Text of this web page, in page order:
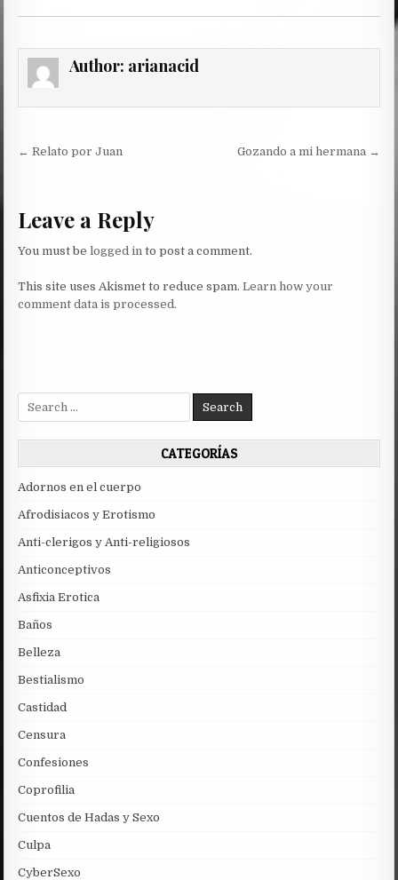
Author: arianacid
Post
← Relato por Juan Gozando a mi hermana →
Leave a Reply
You must belogged in to post a comment.
This site uses Akismet to reduce spam.Learn how your
comment data is processed.
CATEGORÍAS
Adornos en el cuerpo
Afrodisiacos y Erotismo
Anti-clerigos y Anti-religiosos
Anticonceptivos
Asfixia Erotica
Baños
Belleza
Bestialismo
Castidad
Censura
Confesiones
Coprofilia
Cuentos de Hadas y Sexo
Culpa
CyberSexo